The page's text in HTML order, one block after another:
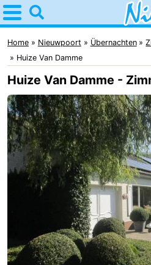
Home
Nieuwpoort
Tipps
Für
kindern
Übernachten
Appartements
Nieuwpoort
Holiday
Suites
Campingplätze
Ferienhäuser
Home Nieuwpoort Übernachten
Huize Van Damme
Huize Van Damme -